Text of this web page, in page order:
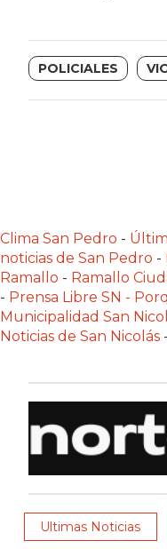
DE
ARRECIFES
NOTICIAS
NOTICIAS
DE
ZÁRATE
NOTICIAS
DE
AIRES)
POLICIALES
Clima San Pedro -
noticias de San Pedro -
Ramallo - Ramallo
- Prensa Libre SN -
Municipalidad San
Noticias de San Nicolás -
Ultimas Noticias